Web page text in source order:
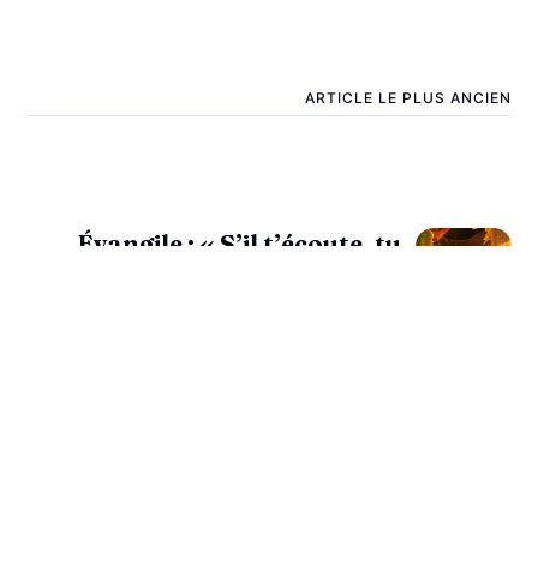
ARTICLE LE PLUS ANCIEN
Évangile : « S’il t’écoute, tu